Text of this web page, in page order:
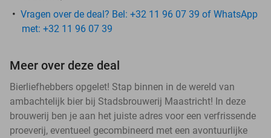
Vragen over de deal? Bel: +32 11 96 07 39 of WhatsApp
met: +32 11 96 07 39
Meer over deze deal
Bierliefhebbers opgelet! Stap binnen in de wereld van
ambachtelijk bier bij Stadsbrouwerij Maastricht! In deze
brouwerij ben je aan het juiste adres voor een verfrissende
proeverij, eventueel gecombineerd met een avontuurlijke